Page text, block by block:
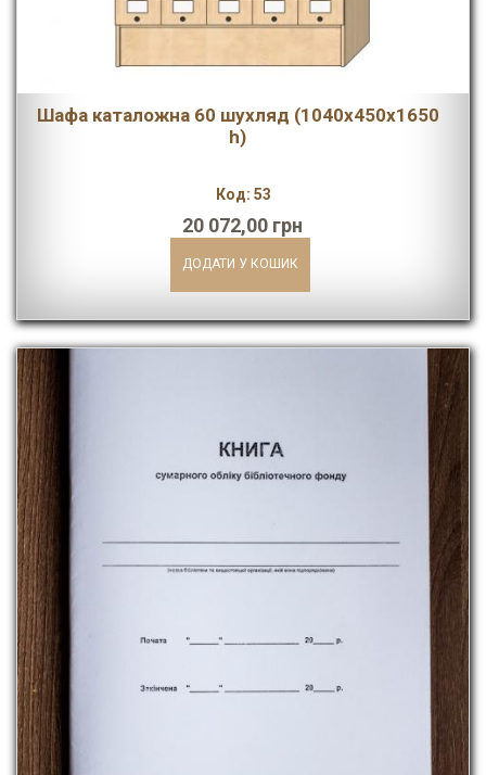
Шафа каталожна 60 шухляд (1040х450х1650
h)
Код: 53
20 072,00 грн